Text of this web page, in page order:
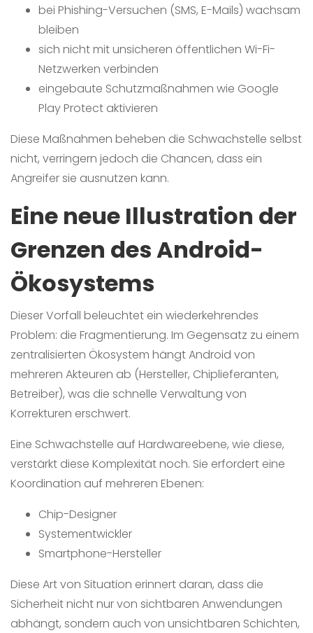
bei Phishing-Versuchen (SMS, E-Mails) wachsam
bleiben
sich nicht mit unsicheren öffentlichen Wi-Fi-
Netzwerken verbinden
eingebaute Schutzmaßnahmen wie Google
Play Protect aktivieren
Diese Maßnahmen beheben die Schwachstelle selbst
nicht, verringern jedoch die Chancen, dass ein
Angreifer sie ausnutzen kann.
Eine neue Illustration der
Grenzen des Android-
Ökosystems
Dieser Vorfall beleuchtet ein wiederkehrendes
Problem: die Fragmentierung. Im Gegensatz zu einem
zentralisierten Ökosystem hängt Android von
mehreren Akteuren ab (Hersteller, Chiplieferanten,
Betreiber), was die schnelle Verwaltung von
Korrekturen erschwert.
Eine Schwachstelle auf Hardwareebene, wie diese,
verstärkt diese Komplexität noch. Sie erfordert eine
Koordination auf mehreren Ebenen:
Chip-Designer
Systementwickler
Smartphone-Hersteller
Diese Art von Situation erinnert daran, dass die
Sicherheit nicht nur von sichtbaren Anwendungen
abhängt, sondern auch von unsichtbaren Schichten,